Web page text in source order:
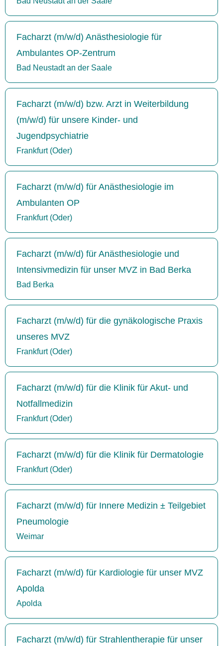
Facharzt (m/w/d) Anästhesiologie für
Ambulantes OP-Zentrum
Bad Neustadt an der Saale
Facharzt (m/w/d) bzw. Arzt in Weiterbildung
(m/w/d) für unsere Kinder- und
Jugendpsychiatrie
Frankfurt (Oder)
Facharzt (m/w/d) für Anästhesiologie im
Ambulanten OP
Frankfurt (Oder)
Facharzt (m/w/d) für Anästhesiologie und
Intensivmedizin für unser MVZ in Bad Berka
Bad Berka
Facharzt (m/w/d) für die gynäkologische Praxis
unseres MVZ
Frankfurt (Oder)
Facharzt (m/w/d) für die Klinik für Akut- und
Notfallmedizin
Frankfurt (Oder)
Facharzt (m/w/d) für die Klinik für Dermatologie
Frankfurt (Oder)
Facharzt (m/w/d) für Innere Medizin ± Teilgebiet
Pneumologie
Weimar
Facharzt (m/w/d) für Kardiologie für unser MVZ
Apolda
Apolda
Facharzt (m/w/d) für Strahlentherapie für unser